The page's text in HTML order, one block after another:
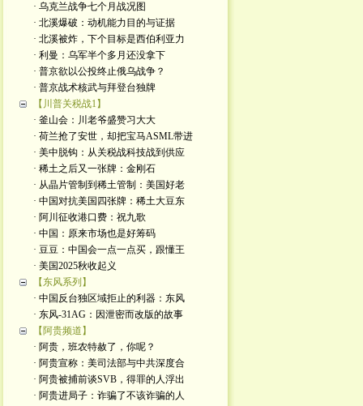
· 乌克兰战争七个月战况图
· 北溪爆破：动机能力目的与证据
· 北溪被炸，下个目标是西伯利亚力
· 利曼：乌军半个多月还没拿下
· 普京欲以公投终止俄乌战争？
· 普京战术核武与拜登台独牌
【川普关税战1】
· 釜山会：川老爷盛赞习大大
· 荷兰抢了安世，却把宝马ASML带进
· 美中脱钩：从关税战科技战到供应
· 稀土之后又一张牌：金刚石
· 从晶片管制到稀土管制：美国好老
· 中国对抗美国四张牌：稀土大豆东
· 阿川征收港口费：祝九歌
· 中国：原来市场也是好筹码
· 豆豆：中国会一点一点买，跟懂王
· 美国2025秋收起义
【东风系列】
· 中国反台独区域拒止的利器：东风
· 东风-31AG：因泄密而改版的故事
【阿贵频道】
· 阿贵，班农特赦了，你呢？
· 阿贵宣称：美司法部与中共深度合
· 阿贵被捕前谈SVB，得罪的人浮出
· 阿贵进局子：诈骗了不该诈骗的人